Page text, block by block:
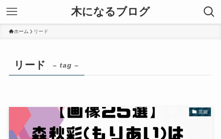
木になるブログ
ホーム リード
リード – tag –
芸能